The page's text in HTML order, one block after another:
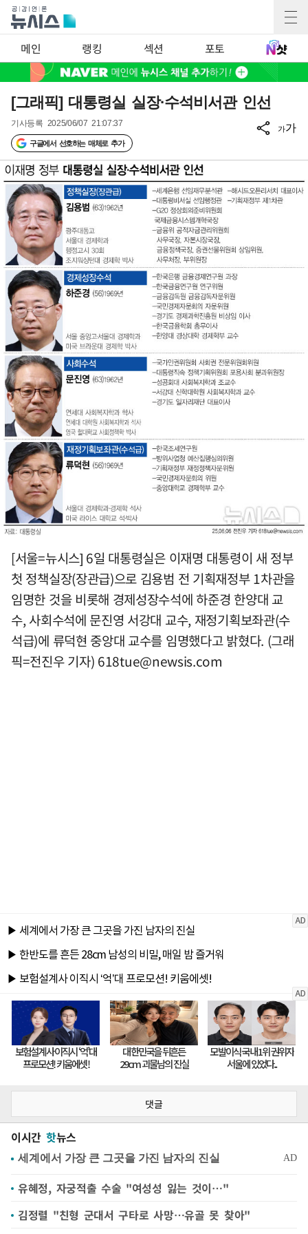
메인 랭킹 섹션 포토
[그래픽] 대통령실 실장·수석비서관 인선
기사등록 2025/06/07 21:07:37
구글에서 선호하는 매체로 추가
가가
[서울=뉴시스] 6일 대통령실은 이재명 대통령이 새 정부
첫 정책실장(장관급)으로 김용범 전 기획재정부 1차관을
임명한 것을 비롯해 경제성장수석에 하준경 한양대 교
수, 사회수석에 문진영 서강대 교수, 재정기획보좌관(수
석급)에 류덕현 중앙대 교수를 임명했다고 밝혔다. (그래
픽=전진우 기자) 618tue@newsis.com
댓글
이시간 핫뉴스
유혜정, 자궁적출 수술 "여성성 잃는 것이…"
김정렬 "친형 군대서 구타로 사망…유골 못 찾아"